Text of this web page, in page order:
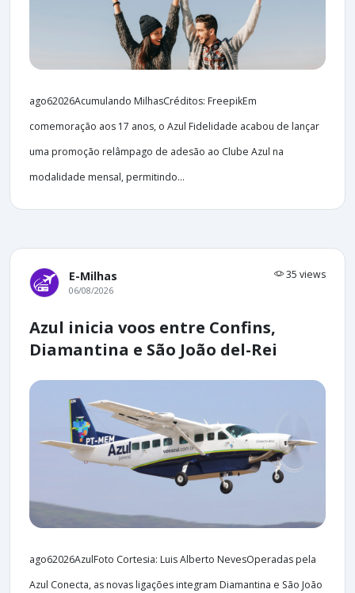
ago62026Acumulando MilhasCréditos: FreepikEm
comemoração aos 17 anos, o Azul Fidelidade acabou de lançar
uma promoção relâmpago de adesão ao Clube Azul na
modalidade mensal, permitindo...
E-Milhas 35 views
06/08/2026
Azul inicia voos entre Confins,
Diamantina e São João del-Rei
ago62026AzulFoto Cortesia: Luis Alberto NevesOperadas pela
Azul Conecta, as novas ligações integram Diamantina e São João